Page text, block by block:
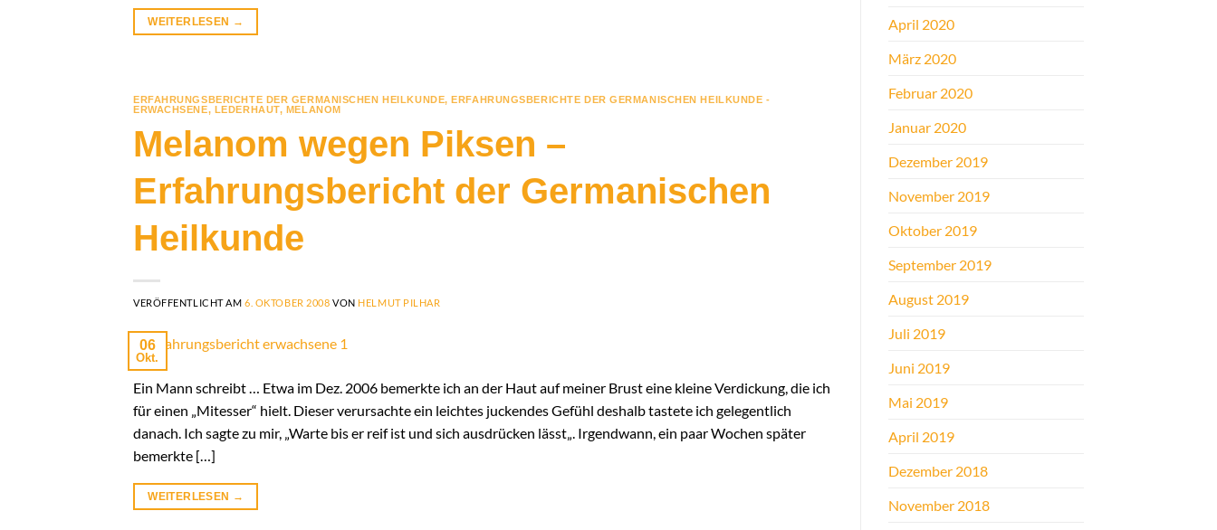
WEITERLESEN →
ERFAHRUNGSBERICHTE DER GERMANISCHEN HEILKUNDE,ERFAHRUNGSBERICHTE DER GERMANISCHEN HEILKUNDE -
ERWACHSENE, LEDERHAUT, MELANOM
Melanom wegen Piksen –
Erfahrungsbericht der Germanischen
Heilkunde
VERÖFFENTLICHT AM6. OKTOBER 2008 VON HELMUT PILHAR
06
Okt.
Ein Mann schreibt … Etwa im Dez. 2006 bemerkte ich an der Haut auf meiner Brust eine kleine Verdickung, die ich
für einen „Mitesser“ hielt. Dieser verursachte ein leichtes juckendes Gefühl deshalb tastete ich gelegentlich
danach. Ich sagte zu mir, „Warte bis er reif ist und sich ausdrücken lässt„. Irgendwann, ein paar Wochen später
bemerkte […]
WEITERLESEN →
April 2020
März 2020
Februar 2020
Januar 2020
Dezember 2019
November 2019
Oktober 2019
September 2019
August 2019
Juli 2019
Juni 2019
Mai 2019
April 2019
Dezember 2018
November 2018